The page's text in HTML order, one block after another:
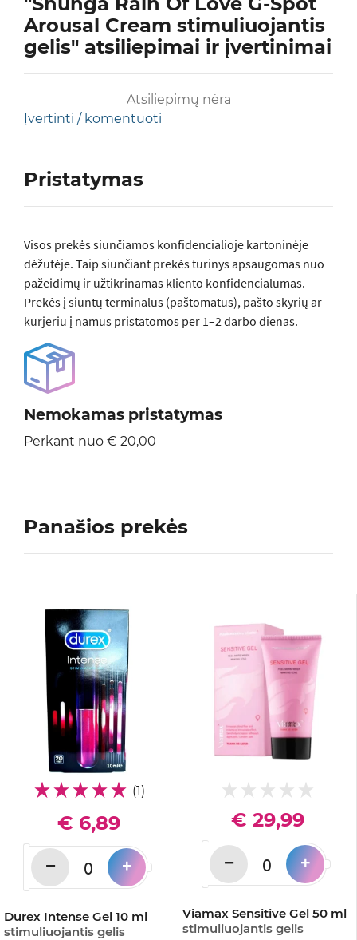
Arousal Cream stimuliuojantis
gelis" atsiliepimai ir įvertinimai
Atsiliepimų nėra
Įvertinti / komentuoti
Pristatymas
Visos prеkės siunčiamos konfidencialioje kartoninėje
dėžutėje. Taip siunčiant prekės turinys apsaugomas nuo
pažeidimų ir užtikrinamas kliento konfidencialumas.
Prekės į siuntų terminalus (paštomatus), pašto skyrių ar
kurjeriu į namus pristatomos per 1–2 darbo dienas.
Nemokamas pristatymas
Perkant nuo € 20,00
Panašios prekės
(1)
Durex Intense Gel 10 ml
stimuliuojantis gelis
€ 6,89
− +
Viamax Sensitive Gel 50 ml
stimuliuojantis gelis
€ 29,99
− +